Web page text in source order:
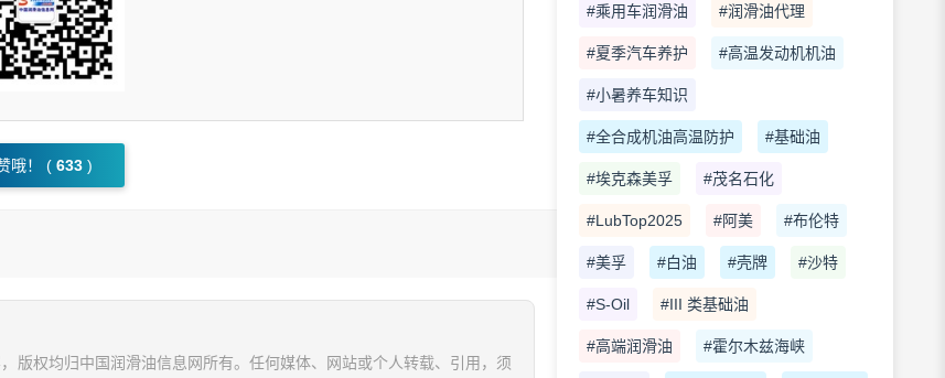
哦！ ( 633 )
版权均归中国润滑油信息网所有。任何媒体、网站或个人转载、引用，须
#乘用车润滑油 #润滑油代理
#夏季汽车养护 #高温发动机机油
#小暑养车知识
#全合成机油高温防护 #基础油
#埃克森美孚 #茂名石化
#LubTop2025 #阿美 #布伦特
#美孚 #白油 #壳牌 #沙特
#S-Oil #III 类基础油
#高端润滑油 #霍尔木兹海峡